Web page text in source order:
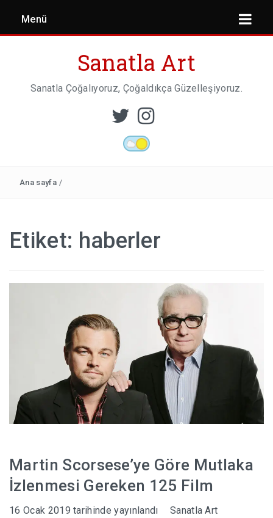
Menü
Sanatla Art
Sanatla Çoğalıyoruz, Çoğaldıkça Güzelleşiyoruz.
Ana sayfa /
Etiket: haberler
Martin Scorsese’ye Göre Mutlaka
İzlenmesi Gereken 125 Film
16 Ocak 2019 tarihinde yayınlandı
Sanatla Art